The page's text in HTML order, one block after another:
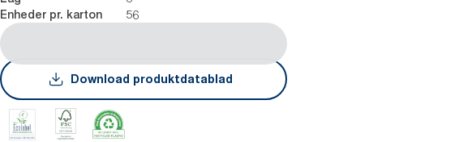
Enheder pr. karton 56
Download produktdatablad